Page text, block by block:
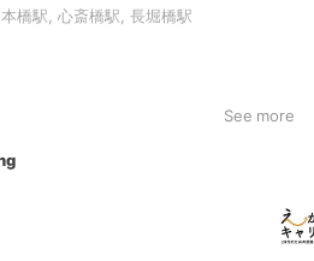
橋駅, 心斎橋駅, 長堀橋駅
See more